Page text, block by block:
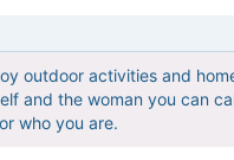
outdoor activities and
and the woman you can
who you are.